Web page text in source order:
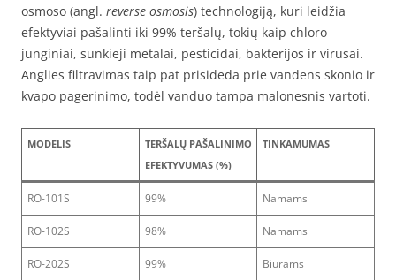
osmoso (angl. reverse osmosis) technologiją, kuri leidžia
efektyviai pašalinti iki 99% teršalų, tokių kaip chloro
junginiai, sunkieji metalai, pesticidai, bakterijos ir virusai.
Anglies filtravimas taip pat prisideda prie vandens skonio ir
kvapo pagerinimo, todėl vanduo tampa malonesnis vartoti.
MODELIS
TERŠALŲ PAŠALINIMO
EFEKTYVUMAS (%)
TINKAMUMAS
RO-101S 99% Namams
RO-102S 98% Namams
RO-202S 99% Biurams